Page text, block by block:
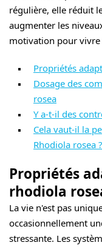
régulière, elle réduit
augmenter les
motivation pour vivre
Propriétés
Dosage des
rosea
Y a-t-il des
Cela vaut-il la
Rhodiola rosea ?
Propriétés
rhodiola
La vie n'est pas
occasionnellement
stressante. Les